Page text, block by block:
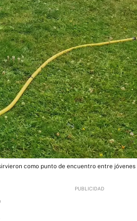
como punto de encuentro entre jóvenes